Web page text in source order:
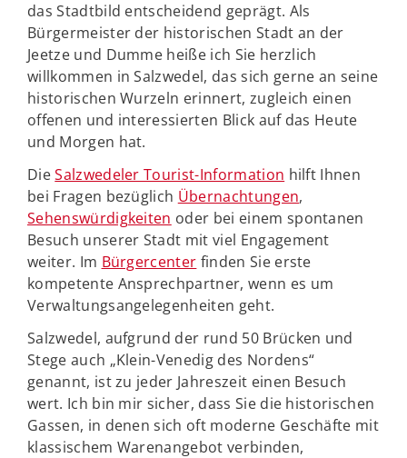
das Stadtbild entscheidend geprägt. Als
Bürgermeister der historischen Stadt an der
Jeetze und Dumme heiße ich Sie herzlich
willkommen in Salzwedel, das sich gerne an seine
historischen Wurzeln erinnert, zugleich einen
offenen und interessierten Blick auf das Heute
und Morgen hat.
DieSalzwedeler Tourist-Information hilft Ihnen
bei Fragen bezüglich Übernachtungen,
Sehenswürdigkeiten oder bei einem spontanen
Besuch unserer Stadt mit viel Engagement
weiter. Im Bürgercenter finden Sie erste
kompetente Ansprechpartner, wenn es um
Verwaltungsangelegenheiten geht.
Salzwedel, aufgrund der rund 50 Brücken und
Stege auch „Klein-Venedig des Nordens“
genannt, ist zu jeder Jahreszeit einen Besuch
wert. Ich bin mir sicher, dass Sie die historischen
Gassen, in denen sich oft moderne Geschäfte mit
klassischem Warenangebot verbinden,